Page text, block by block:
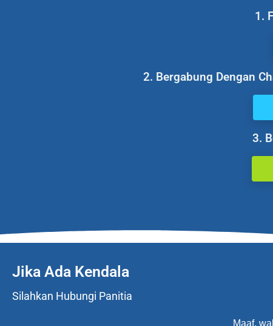
1.
2. Bergabung Dengan
3.
Jika Ada Kendala
Silahkan Hubungi Panitia
Maaf,